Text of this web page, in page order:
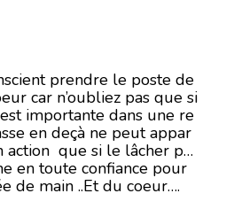
prendre le poste de
car n’oubliez pas que si
importante dans une re
en deçà ne peut appar
action que si le lâcher pri
en toute confiance pour
de main ..Et du coeur….